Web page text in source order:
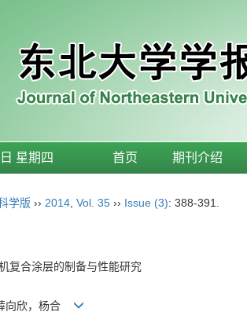
星期四 首页 期刊介绍
学版 ›› 2014 Vol. 35 ›› Issue (3): 388-391.
复合涂层的制备与性能研究
向欣，杨合